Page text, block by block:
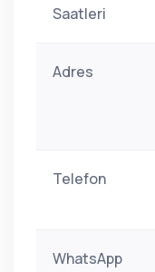
Saatleri
Adres
Telefon
WhatsApp